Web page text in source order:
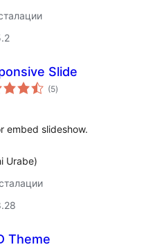
Slide
(5общо
оценки
)
embed slideshow.
Urabe)
Theme